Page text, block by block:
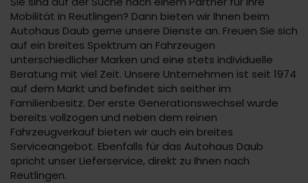
Mobilität in Reutlingen? Dann bieten wir Ihnen beim
Autohaus Daub gerne unsere Dienste an. Freuen Sie sich
auf ein breites Spektrum an Fahrzeugen
unterschiedlicher Marken und eine stets individuelle
Beratung mit viel Zeit. Unsere Unternehmen ist seit 1974
auf dem Markt und befindet sich seither im
Familienbesitz. Der erste Generationswechsel wurde
bereits vollzogen und neben dem reinen
Fahrzeugverkauf bieten wir auch ein breites
Serviceangebot. Ebenfalls für das Autohaus Daub
spricht unser Lieferservice, direkt zu Ihnen nach
Reutlingen.